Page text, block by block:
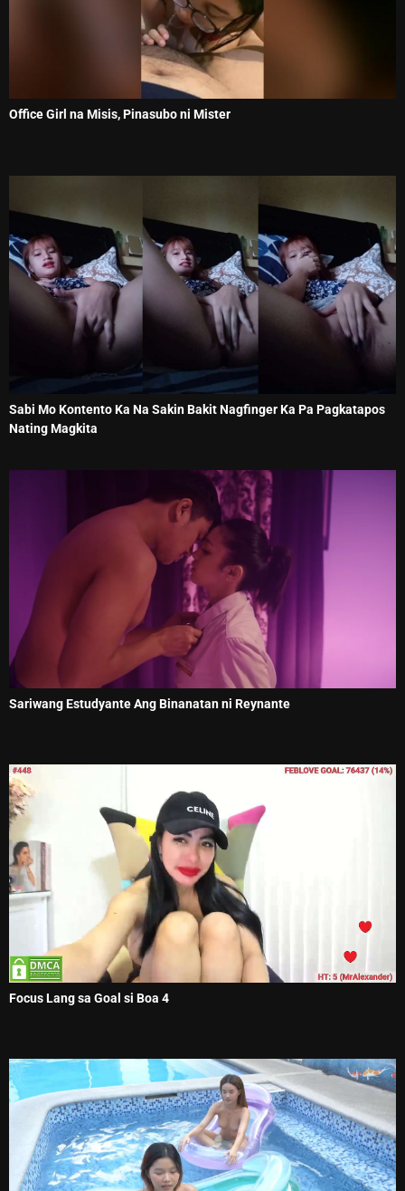
Office Girl na Misis, Pinasubo ni Mister
Sabi Mo Kontento Ka Na Sakin Bakit Nagfinger Ka Pa Pagkatapos
Nating Magkita
Sariwang Estudyante Ang Binanatan ni Reynante
Focus Lang sa Goal si Boa 4